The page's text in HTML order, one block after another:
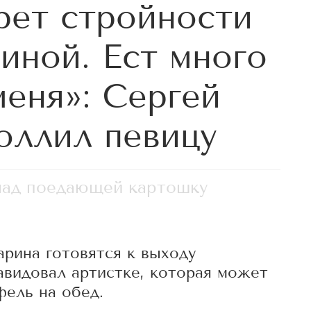
стройности
Ест много
Сергей
певицу
поедающей картошку
готовятся к выходу
артистке, которая может
на обед.